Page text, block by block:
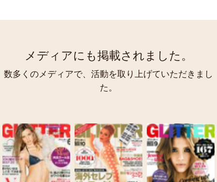
メディアにも掲載されました。
数多くのメディアで、活動を取り上げていただきまし
た。